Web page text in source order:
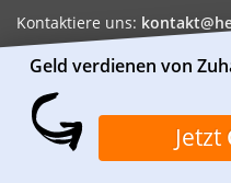
Kontaktiere uns:
FAMILIE
ALLTAGSPROBLEME
FAMILIE
GESUNDHEIT
Geld verdienen von
Jetzt